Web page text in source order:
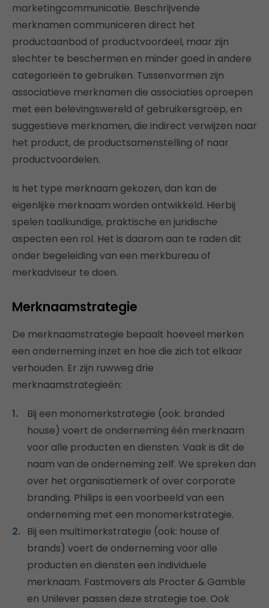
marketingcommunicatie. Beschrijvende
merknamen communiceren direct het
productaanbod of productvoordeel, maar zijn
slechter te beschermen en minder goed in andere
categorieën te gebruiken. Tussenvormen zijn
associatieve merknamen die associaties oproepen
met een belevingswereld of gebruikersgroep, en
suggestieve merknamen, die indirect verwijzen naar
het product, de productsamenstelling of naar
productvoordelen.
Is het type merknaam gekozen, dan kan de
eigenlijke merknaam worden ontwikkeld. Hierbij
spelen taalkundige, praktische en juridische
aspecten een rol. Het is daarom aan te raden dit
onder begeleiding van een merkbureau of
merkadviseur te doen.
Merknaamstrategie
De merknaamstrategie bepaalt hoeveel merken
een onderneming inzet en hoe die zich tot elkaar
verhouden. Er zijn ruwweg drie
merknaamstrategieën:
Bij een monomerkstrategie (ook: branded
house) voert de onderneming één merknaam
voor alle producten en diensten. Vaak is dit de
naam van de onderneming zelf. We spreken dan
over het organisatiemerk of over corporate
branding. Philips is een voorbeeld van een
onderneming met een monomerkstrategie.
Bij een multimerkstrategie (ook: house of
brands) voert de onderneming voor alle
producten en diensten een individuele
merknaam. Fastmovers als Procter & Gamble
en Unilever passen deze strategie toe. Ook